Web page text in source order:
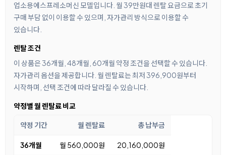
업소용에스프레소머신 모델입니다. 월 39만원대 렌탈 요금으로 초기
구매 부담 없이 이용할 수 있으며, 자가관리 방식으로 이용할 수
있습니다.
렌탈 조건
이 상품은 36개월, 48개월, 60개월 약정 조건을 선택할 수 있습니다.
자가관리 옵션을 제공합니다. 월 렌탈료는 최저 396,900원부터
시작하며, 선택 조건에 따라 달라질 수 있습니다.
약정별 월 렌탈료 비교
약정 기간 월 렌탈료 총 납부금
36개월 월 560,000원 20,160,000원